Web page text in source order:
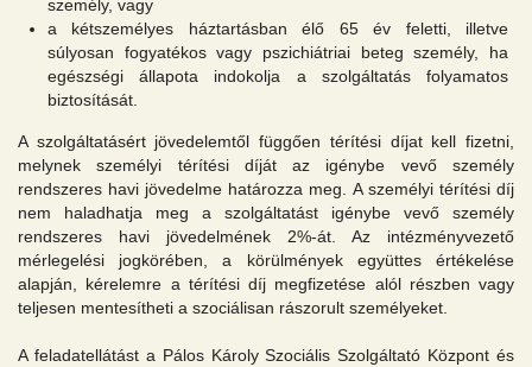
személy, vagy
a kétszemélyes háztartásban élő 65 év feletti, illetve
súlyosan fogyatékos vagy pszichiátriai beteg személy, ha
egészségi állapota indokolja a szolgáltatás folyamatos
biztosítását.
A szolgáltatásért jövedelemtől függően térítési díjat kell fizetni,
melynek személyi térítési díját az igénybe vevő személy
rendszeres havi jövedelme határozza meg. A személyi térítési díj
nem haladhatja meg a szolgáltatást igénybe vevő személy
rendszeres havi jövedelmének 2%-át. Az intézményvezető
mérlegelési jogkörében, a körülmények együttes értékelése
alapján, kérelemre a térítési díj megfizetése alól részben vagy
teljesen mentesítheti a szociálisan rászorult személyeket.
A feladatellátást a Pálos Károly Szociális Szolgáltató Központ és